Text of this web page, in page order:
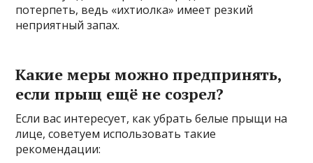
потерпеть, ведь «ихтиолка» имеет резкий
неприятный запах.
Какие меры можно предпринять,
если прыщ ещё не созрел?
Если вас интересует, как убрать белые прыщи на
лице, советуем использовать такие
рекомендации: